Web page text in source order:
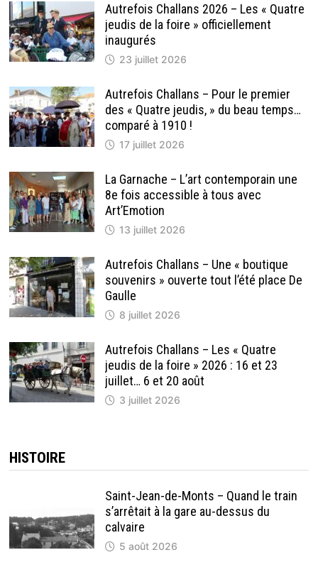
Autrefois Challans 2026 – Les « Quatre
jeudis de la foire » officiellement
inaugurés
23 juillet 2026
Autrefois Challans – Pour le premier
des « Quatre jeudis, » du beau temps…
comparé à 1910 !
17 juillet 2026
La Garnache – L’art contemporain une
8e fois accessible à tous avec
Art’Emotion
13 juillet 2026
Autrefois Challans – Une « boutique
souvenirs » ouverte tout l’été place De
Gaulle
8 juillet 2026
Autrefois Challans – Les « Quatre
jeudis de la foire » 2026 : 16 et 23
juillet… 6 et 20 août
3 juillet 2026
HISTOIRE
Saint-Jean-de-Monts – Quand le train
s’arrêtait à la gare au-dessus du
calvaire
5 août 2026